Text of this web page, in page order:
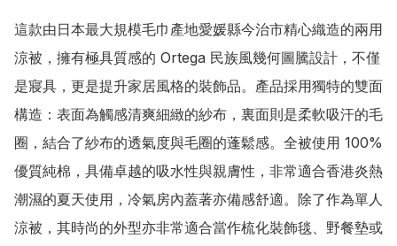
這款由日本最大規模毛巾產地愛媛縣今治市精心織造的兩用
涼被，擁有極具質感的 Ortega 民族風幾何圖騰設計，不僅
是寢具，更是提升家居風格的裝飾品。產品採用獨特的雙面
構造：表面為觸感清爽細緻的紗布，裏面則是柔軟吸汗的毛
圈，結合了紗布的透氣度與毛圈的蓬鬆感。全被使用 100%
優質純棉，具備卓越的吸水性與親膚性，非常適合香港炎熱
潮濕的夏天使用，冷氣房內蓋著亦備感舒適。除了作為單人
涼被，其時尚的外型亦非常適合當作梳化裝飾毯、野餐墊或